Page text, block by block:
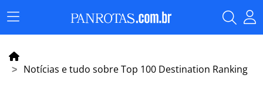
Menu
Principal
Notícias e tudo sobre Top 100 Destination Ranking